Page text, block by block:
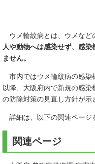
ウメ輪紋病とは、ウメなど
人や動物へは感染せず、感
ません。
市内ではウメ輪紋病の感
以降、大阪府内で新規の感
の防除対策の見直し方針が示
詳細は、以下の関連ページ
関連ページ